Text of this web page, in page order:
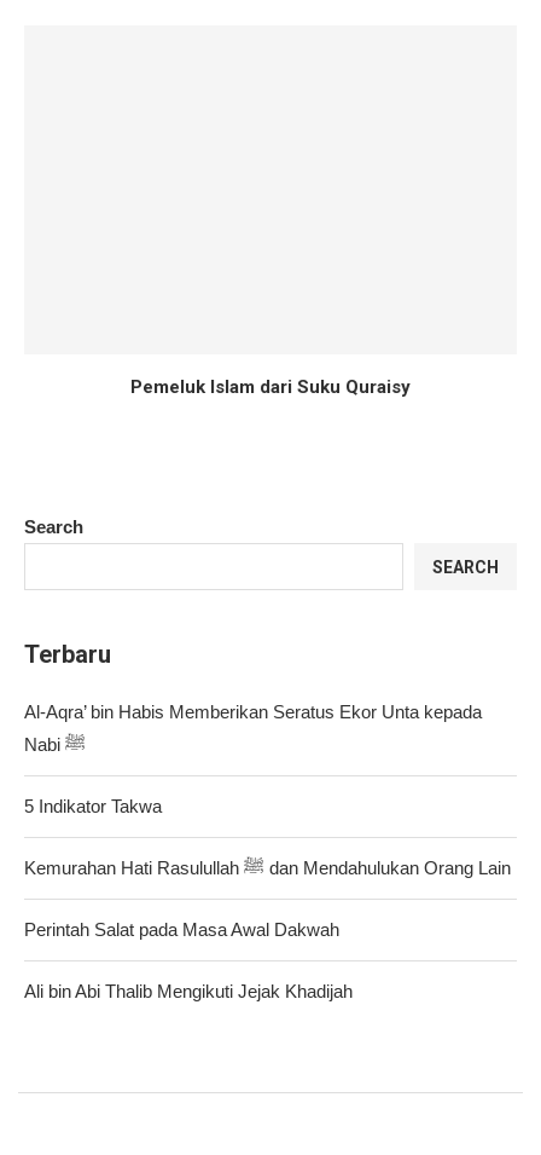
Pemeluk Islam dari Suku Quraisy
Search
SEARCH
Terbaru
Al-Aqra’ bin Habis Memberikan Seratus Ekor Unta kepada
Nabi ﷺ
5 Indikator Takwa
Kemurahan Hati Rasulullah ﷺ dan Mendahulukan Orang Lain
Perintah Salat pada Masa Awal Dakwah
Ali bin Abi Thalib Mengikuti Jejak Khadijah